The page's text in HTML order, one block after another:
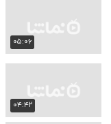
۰۵:۰۶
۰۴:۴۲